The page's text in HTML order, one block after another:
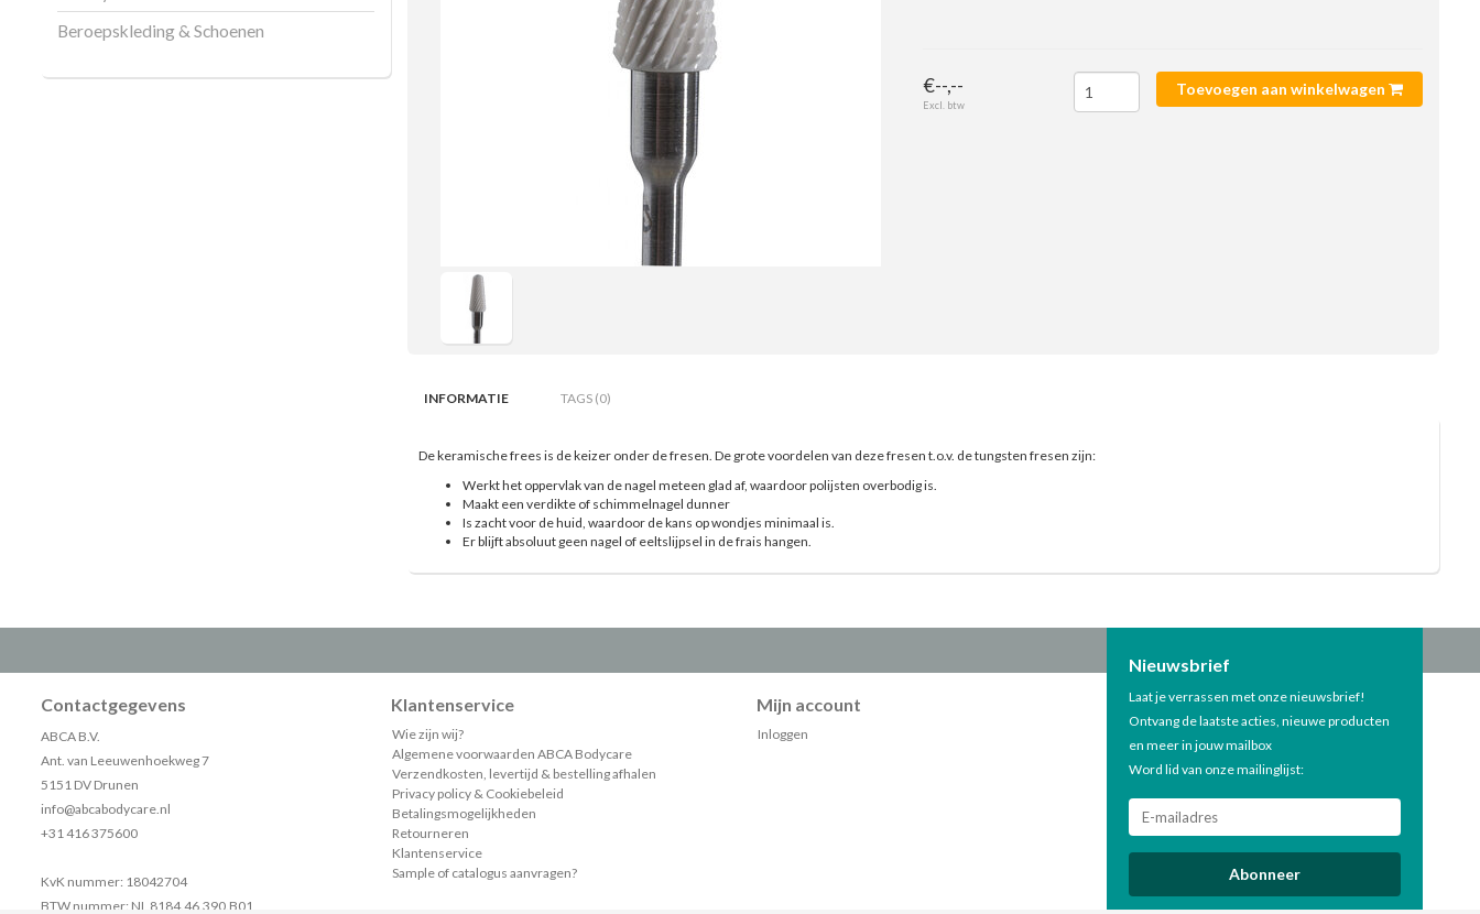
Beroepskleding & Schoenen
€--,--
Excl. btw
Toevoegen aan winkelwagen
INFORMATIE TAGS (0)
De keramische frees is de keizer onder de fresen. De grote voordelen van deze fresen t.o.v. de tungsten fresen zijn:
Werkt het oppervlak van de nagel meteen glad af, waardoor polijsten overbodig is.
Maakt een verdikte of schimmelnagel dunner
Is zacht voor de huid, waardoor de kans op wondjes minimaal is.
Er blijft absoluut geen nagel of eeltslijpsel in de frais hangen.
Contactgegevens
ABCA B.V.
Ant. van Leeuwenhoekweg 7
5151 DV Drunen
info@abcabodycare.nl
+31 416 375600
KvK nummer: 18042704
BTW nummer: NL 8184.46.390.B01
Klantenservice
Wie zijn wij?
Algemene voorwaarden ABCA Bodycare
Verzendkosten, levertijd & bestelling afhalen
Privacy policy & Cookiebeleid
Betalingsmogelijkheden
Retourneren
Klantenservice
Sample of catalogus aanvragen?
Mijn account
Inloggen
Nieuwsbrief
Laat je verrassen met onze nieuwsbrief!
Ontvang de laatste acties, nieuwe producten
en meer in jouw mailbox
Word lid van onze mailinglijst:
Abonneer